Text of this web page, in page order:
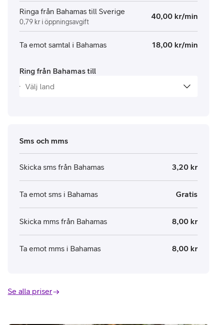
Ringa från Bahamas till Sverige
0,79 kr i öppningsavgift
40,00 kr/min
Ta emot samtal i Bahamas 18,00 kr/min
Ring från Bahamas till
Sms och mms
Skicka sms från Bahamas 3,20 kr
Ta emot sms i Bahamas Gratis
Skicka mms från Bahamas 8,00 kr
Ta emot mms i Bahamas 8,00 kr
Se alla priser